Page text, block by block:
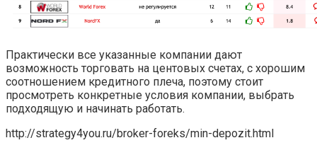
Практически все указанные компании дают
возможность торговать на центовых счетах, с хорошим
соотношением кредитного плеча, поэтому стоит
просмотреть конкретные условия компании, выбрать
подходящую и начинать работать.
http://strategy4you.ru/broker-foreks/min-depozit.html